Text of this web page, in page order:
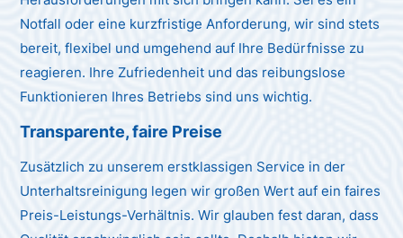
Notfall oder eine kurzfristige Anforderung, wir sind stets
bereit, flexibel und umgehend auf Ihre Bedürfnisse zu
reagieren. Ihre Zufriedenheit und das reibungslose
Funktionieren Ihres Betriebs sind uns wichtig.
Transparente, faire Preise
Zusätzlich zu unserem erstklassigen Service in der
Unterhaltsreinigung legen wir großen Wert auf ein faires
Preis-Leistungs-Verhältnis. Wir glauben fest daran, dass